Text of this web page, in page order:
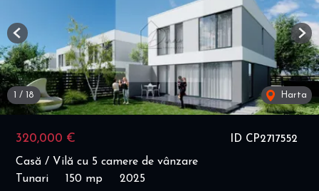
ID CP2717552
320,000 €
Casă / Vilă cu 5 camere de vânzare
Tunari
150 mp 2025
1 / 18 Harta
Previous